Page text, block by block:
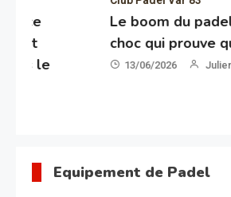
Le boom du padel en
choc qui prouve que rien ne
13/06/2026 Julien
Equipement de Padel